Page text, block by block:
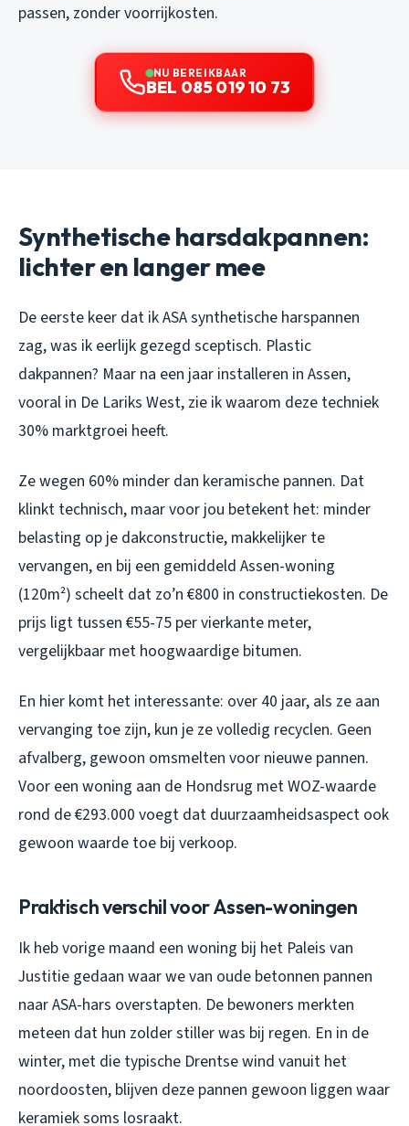
passen, zonder voorrijkosten.
NU BEREIKBAAR
BEL 085 019 10 73
Synthetische harsdakpannen:
lichter en langer mee
De eerste keer dat ik ASA synthetische harspannen
zag, was ik eerlijk gezegd sceptisch. Plastic
dakpannen? Maar na een jaar installeren in Assen,
vooral in De Lariks West, zie ik waarom deze techniek
30% marktgroei heeft.
Ze wegen 60% minder dan keramische pannen. Dat
klinkt technisch, maar voor jou betekent het: minder
belasting op je dakconstructie, makkelijker te
vervangen, en bij een gemiddeld Assen-woning
(120m²) scheelt dat zo’n €800 in constructiekosten. De
prijs ligt tussen €55-75 per vierkante meter,
vergelijkbaar met hoogwaardige bitumen.
En hier komt het interessante: over 40 jaar, als ze aan
vervanging toe zijn, kun je ze volledig recyclen. Geen
afvalberg, gewoon omsmelten voor nieuwe pannen.
Voor een woning aan de Hondsrug met WOZ-waarde
rond de €293.000 voegt dat duurzaamheidsaspect ook
gewoon waarde toe bij verkoop.
Praktisch verschil voor Assen-woningen
Ik heb vorige maand een woning bij het Paleis van
Justitie gedaan waar we van oude betonnen pannen
naar ASA-hars overstapten. De bewoners merkten
meteen dat hun zolder stiller was bij regen. En in de
winter, met die typische Drentse wind vanuit het
noordoosten, blijven deze pannen gewoon liggen waar
keramiek soms losraakt.